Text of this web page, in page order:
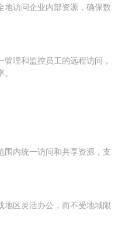
地访问企业内部资源，确保数
理和监控员工的远程访问，
围内统一访问和共享资源，支
地区灵活办公，而不受地域限